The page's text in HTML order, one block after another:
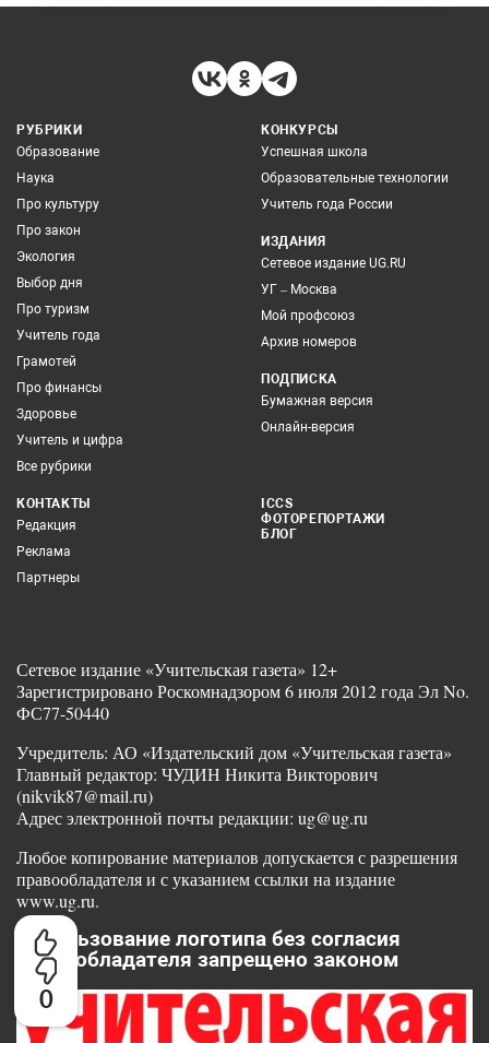
0
РУБРИКИ
Образование
Наука
Про культуру
Про закон
Экология
Выбор дня
Про туризм
Учитель года
Грамотей
Про финансы
Здоровье
Учитель и цифра
Все рубрики
КОНКУРСЫ
Успешная школа
Образовательные технологии
Учитель года России
ИЗДАНИЯ
Сетевое издание UG.RU
УГ – Москва
Мой профсоюз
Архив номеров
ПОДПИСКА
Бумажная версия
Онлайн-версия
КОНТАКТЫ
Редакция
Реклама
Партнеры
ICCS
ФОТОРЕПОРТАЖИ
БЛОГ
Сетевое издание «Учительская газета» 12+
Зарегистрировано Роскомнадзором 6 июля 2012 года Эл No.
ФС77-50440
Учредитель: АО «Издательский дом «Учительская газета»
Главный редактор: ЧУДИН Никита Викторович
(nikvik87@mail.ru)
Адрес электронной почты редакции: ug@ug.ru
Любое копирование материалов допускается с разрешения
правообладателя и с указанием ссылки на издание
www.ug.ru.
Использование логотипа без согласия
правообладателя запрещено законом